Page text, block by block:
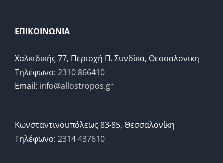
ΕΠΙΚΟΙΝΩΝΙΑ
Χαλκιδικής 77, Περιοχή Π. Συνδίκα, Θεσσαλονίκη
Τηλέφωνο: 2310 866410
Email: info@allostropos.gr
Κωνσταντινουπόλεως 83-85, Θεσσαλονίκη
Τηλέφωνο: 2314 437610